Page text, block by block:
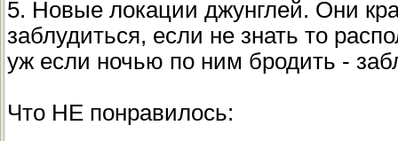
5. Новые локации джунглей. Они
заблудиться, если не знать то
уж если ночью по ним бродить -
Что НЕ понравилось: